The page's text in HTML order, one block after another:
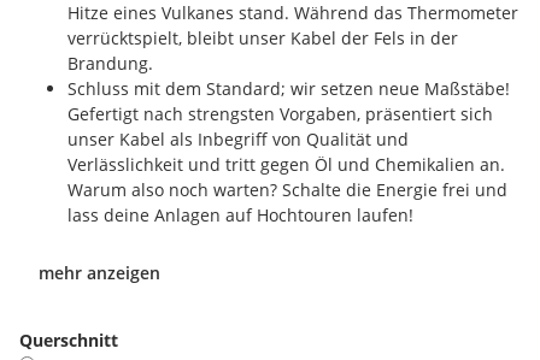
Hitze eines Vulkanes stand. Während das Thermometer
verrücktspielt, bleibt unser Kabel der Fels in der
Brandung.
Schluss mit dem Standard; wir setzen neue Maßstäbe!
Gefertigt nach strengsten Vorgaben, präsentiert sich
unser Kabel als Inbegriff von Qualität und
Verlässlichkeit und tritt gegen Öl und Chemikalien an.
Warum also noch warten? Schalte die Energie frei und
lass deine Anlagen auf Hochtouren laufen!
mehr anzeigen
Querschnitt